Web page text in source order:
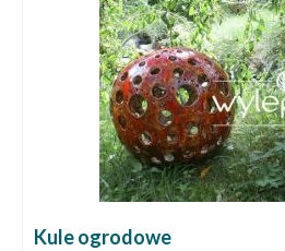
Kule ogrodowe